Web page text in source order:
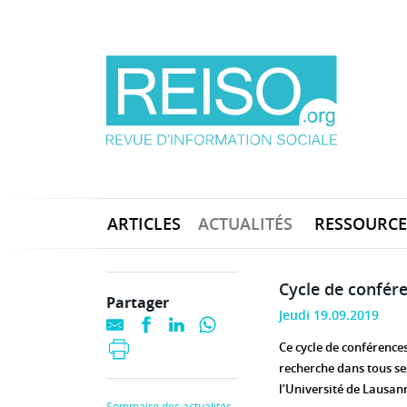
ARTICLES ACTUALITÉS
Cycle de
Jeudi 19.09.2019
Ce cycle de
recherche dans tous
l’Université de
Partager